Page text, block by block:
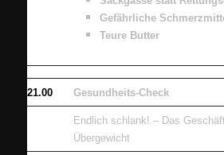
Gefährliche
Teure Butter
21.00 Gesundheits-Check
Endlich schlank! – Das
Übergewicht